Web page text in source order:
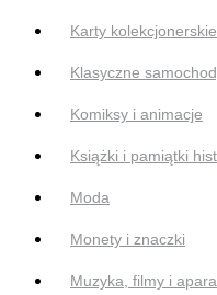
Karty kolekcjonerskie
Klasyczne
Komiksy i animacje
Książki i pamiątki
Moda
Monety i znaczki
Muzyka, filmy i